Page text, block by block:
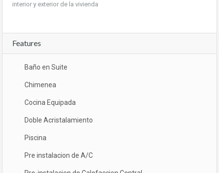
interior y exterior de la vivienda
Features
Baño en Suite
Chimenea
Cocina Equipada
Doble Acristalamiento
Piscina
Pre instalacion de A/C